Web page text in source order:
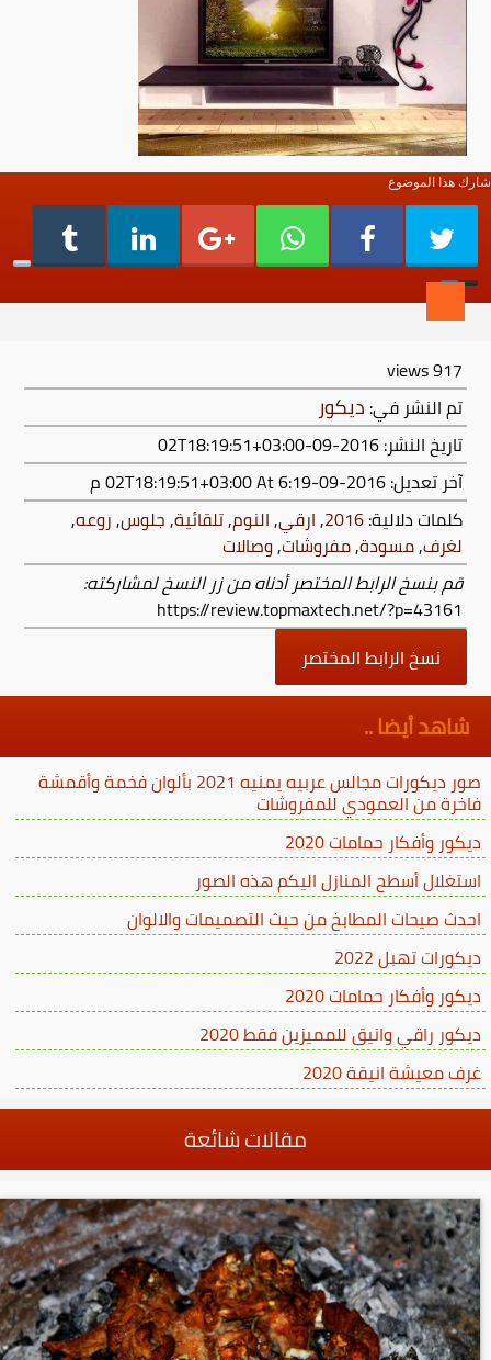
شارك هذا الموضوع
917
views
تم النشر في: ديكور
تاريخ النشر: 2016-09-02T18:19:51+03:00
آخر تعديل:2016-09-02T18:19:51+03:00
At 6:19 م
كلمات دلالية:2016
,ارقي,النوم,تلقائية,جلوس,روعه,
لغرف,مسودة,مفروشات,وصالات
قم بنسخ الرابط المختصر أدناه من زر النسخ لمشاركته:
https://review.topmaxtech.net/?p=43161
نسخ الرابط المختصر
شاهد أيضا ..
صور ديكورات مجالس عربيه يمنيه 2021 بألوان فخمة وأقمشة
فاخرة من العمودي للمفروشات
ديكور وأفكار حمامات 2020
استغلال أسطح المنازل اليكم هذه الصور
احدث صيحات المطابخ من حيث التصميمات والالوان
ديكورات تهبل 2022
ديكور وأفكار حمامات 2020
ديكور راقي وانيق للمميزين فقط 2020
غرف معيشة انيقة 2020
مقالات شائعة